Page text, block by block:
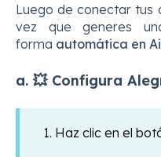
Luego de conectar tus
vez que generes
forma automática en
a. 💥 Configura
1. Haz clic en el